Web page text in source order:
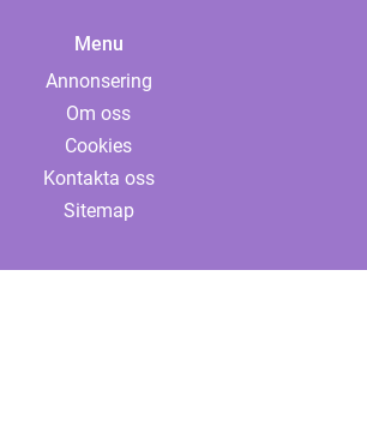
Menu
Annonsering
Om oss
Cookies
Kontakta oss
Sitemap